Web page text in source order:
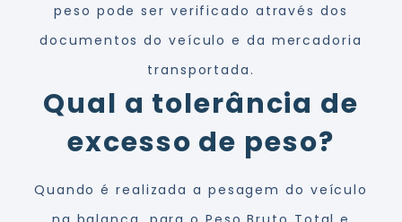
peso pode ser verificado através dos
documentos do veículo e da mercadoria
transportada.
Qual a tolerância de
excesso de peso?
Quando é realizada a pesagem do veículo